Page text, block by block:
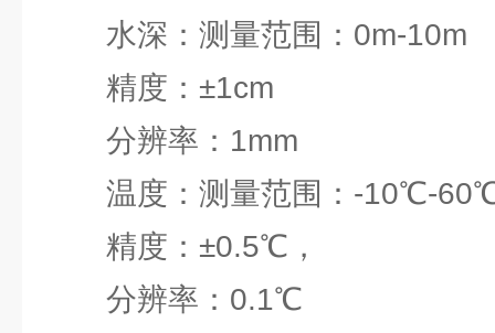
水深：测量范围：0m-10m
精度：±1cm
分辨率：1mm
温度：测量范围：-10℃-
精度：±0.5℃，
分辨率：0.1℃